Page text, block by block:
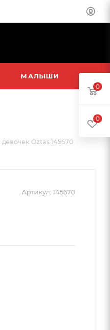
МАЛЫШИ
Oztas 145670
Артикул: 145670
0
0